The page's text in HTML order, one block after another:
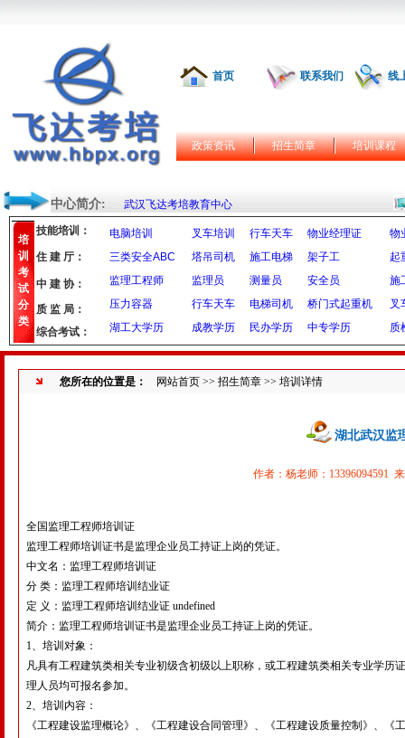
首页 联系我们 线
政策资讯 招生简章 培训课程
中心简介: 武汉飞达考培教育中心
培
训
考
试
分
类
技能培训： 电脑培训 叉车培训 行车天车 物业经理证
物
三类安全ABC
塔吊司机 施工电梯 架子工
起
监理工程师
监理员 测量员 安全员
施
压力容器
行车天车 电梯司机 桥门式起重机
叉
湖工大学历
成教学历 民办学历 中专学历 质
住 建 厅：
中 建 协：
质 监 局：
综合考试：
您所在的位置是： 网站首页 >> 招生简章 >> 培训详情
湖北武汉监
作者：杨老师：13396094591
全国监理工程师培训证
监理工程师培训证书是监理企业员工持证上岗的凭证。
中文名：监理工程师培训证
分 类：监理工程师培训结业证
定 义：监理工程师培训结业证 undefined
简介：监理工程师培训证书是监理企业员工持证上岗的凭证。
1、培训对象：
凡具有工程建筑类相关专业初级含初级以上职称，或工程建筑类相关专业学
理人员均可报名参加。
2、培训内容：
《工程建设监理概论》、《工程建设合同管理》、《工程建设质量控制》、